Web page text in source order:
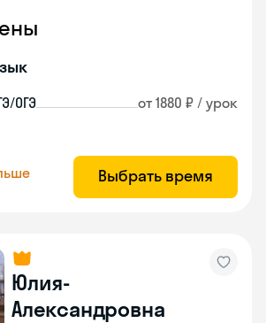
ОГЭ от 1880 ₽ / урок
Выбрать время
Юлия-
Александровна